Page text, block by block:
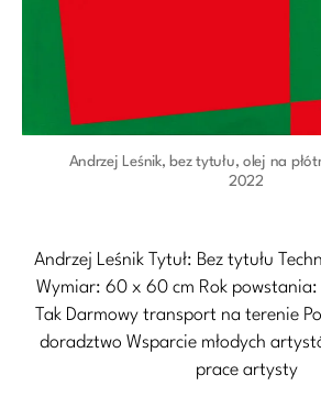
Andrzej Leśnik, bez tytułu, olej na
2022
Andrzej Leśnik Tytuł: Bez tytułu
Wymiar: 60 x 60 cm Rok
Tak Darmowy transport na terenie
doradztwo Wsparcie młodych
prace artysty